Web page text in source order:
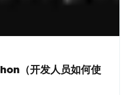
（开发人员如何使